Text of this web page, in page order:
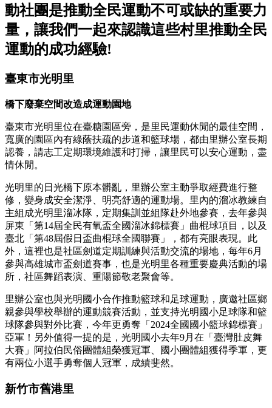
動社團是推動全民運動不可或缺的重要力
量，讓我們一起來認識這些村里推動全民
運動的成功經驗!
臺東市光明里
橋下廢棄空間改造成運動園地
臺東市光明里位在臺糖園區旁，是里民運動休閒的最佳空間，
寬廣的園區內有綠蔭扶疏的步道和籃球場，都由里辦公室長期
認養，請志工定期環境維護和打掃，讓里民可以安心運動，盡
情休閒。
光明里的日光橋下原本髒亂，里辦公室主動爭取經費進行整
修，變身成安全潔淨、明亮舒適的運動場。里內的溜冰教練自
主組成光明里溜冰隊，定期集訓並組隊赴外地參賽，去年參與
屏東「第14屆全民有氧盃全國溜冰錦標賽」曲棍球項目，以及
臺北「第48屆假日盃曲棍球全國聯賽」，都有亮眼表現。此
外，這裡也是社區劍道定期訓練與活動交流的場地，每年6月
參與高雄城市盃劍道賽事，也是光明里各種重要慶典活動的場
所，社區舞蹈表演、重陽節敬老聚會等。
里辦公室也與光明國小合作推動籃球和足球運動，廣邀社區鄉
親參與學校舉辦的運動競賽活動，並支持光明國小足球隊和籃
球隊參與對外比賽，今年更勇奪「2024全國國小籃球錦標賽」
亞軍！另外值得一提的是，光明國小去年9月在「臺灣肚皮舞
大賽」阿拉伯民俗團體組榮獲冠軍、國小團體組獲得季軍，更
有兩位小選手勇奪個人冠軍，成績斐然。
新竹市舊港里